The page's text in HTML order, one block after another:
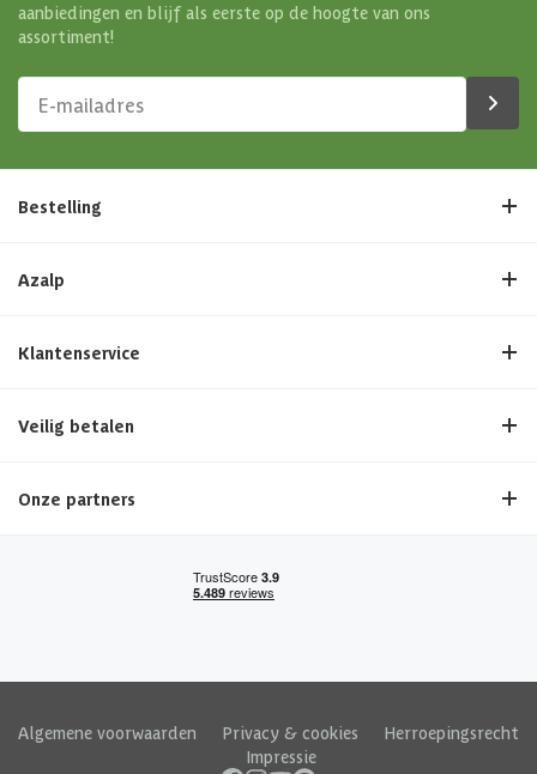
aanbiedingen en blijf als eerste op de hoogte van ons
assortiment!
Bestelling
Azalp
Klantenservice
Veilig betalen
Onze partners
Algemene voorwaarden Privacy & cookies
Herroepingsrecht
Impressie